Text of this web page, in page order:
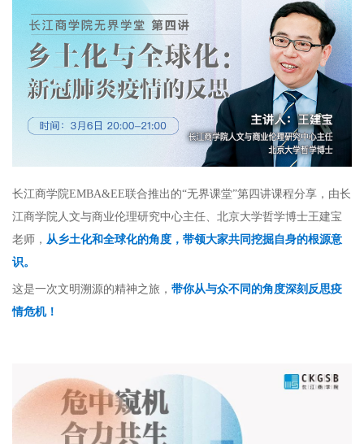
长江商学院EMBA&EE联合推出的“无界课堂”第四讲课程分享，由长
江商学院人文与商业伦理研究中心主任、北京大学哲学博士王建宝
老师， 从乡土化和全球化的角度，带领大家共同挖掘自身的根源意
识。
这是一次文明溯源的精神之旅， 带你从与众不同的角度深刻反思疫
情危机！